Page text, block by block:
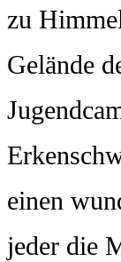
zu
Gelände
einen
jeder die